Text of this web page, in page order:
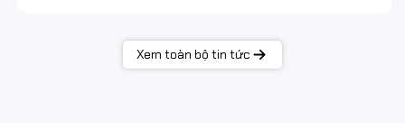
Xem toàn bộ tin tức